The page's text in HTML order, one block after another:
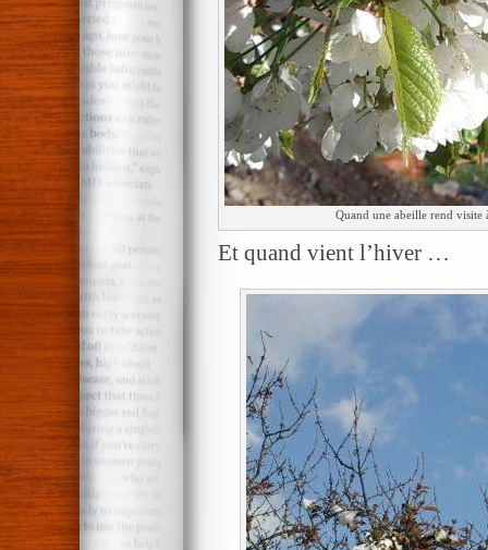
Quand une abeille rend
Et quand vient l’hiver …